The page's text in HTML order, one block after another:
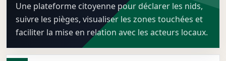
Une plateforme citoyenne pour déclarer les nids,
suivre les pièges, visualiser les zones touchées et
faciliter la mise en relation avec les acteurs locaux.